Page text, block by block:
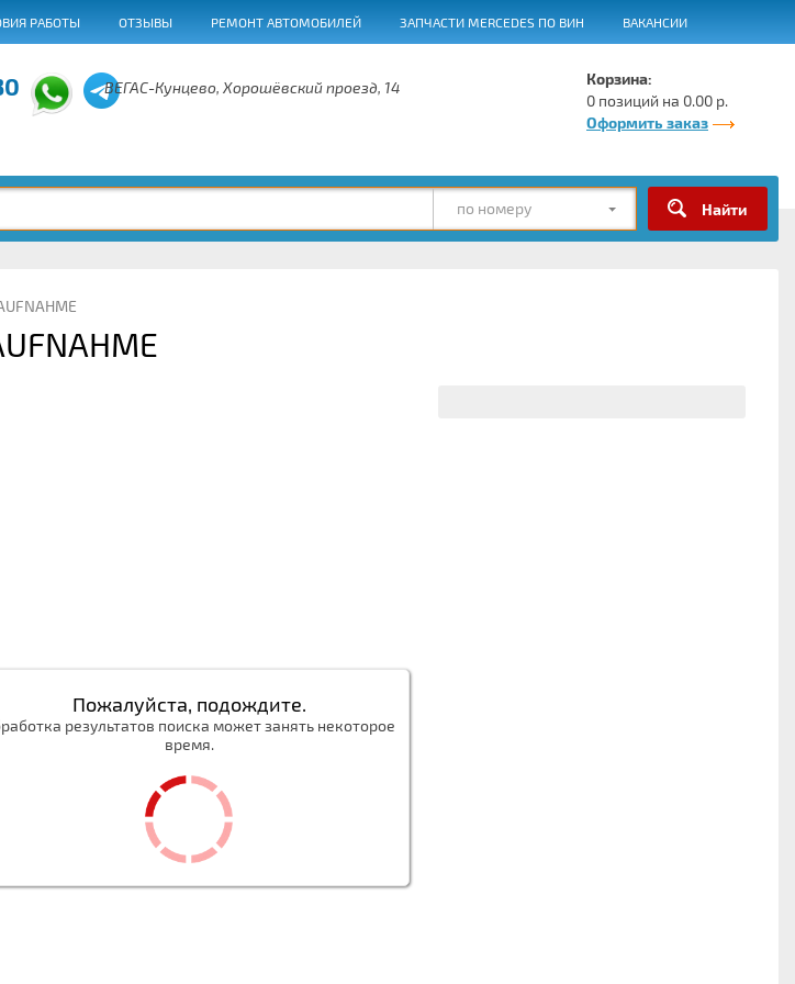
РАБОТЫ ОТЗЫВЫ РЕМОНТ АВТОМОБИЛЕЙ ЗАПЧАСТИ MERCEDES ПО ВИН ВАКАНСИИ
ВЕГАС-Кунцево, Хорошёвский проезд, 14
Корзина:
0 позиций на 0.00 р.
Оформить заказ
по номеру
Пожалуйста, подождите.
результатов поиска может занять некоторое
время.